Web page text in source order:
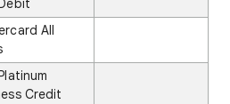
All
Credit